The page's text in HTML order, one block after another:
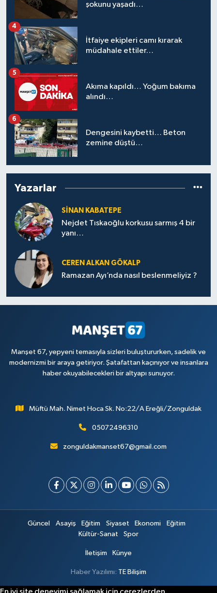
şokunu yaşadı…
İtfaiye ekipleri camı kırarak
müdahale ettiler…
4
Akıma kapıldı… Yoğum bakıma
alındı…
5
Dengesini kaybetti… Beton
zemine düştü…
6
Yazarlar
SINAN KABATEPE
Nejdet Tıskaoğlu korkusu sarmış 4 bir
yanı…
CEREN ALKAN GÖKALP
Ramazan Ayı’nda nasıl beslenmeliyiz ?
Manşet 67, yepyeni temasıyla sizleri buluştururken, sadelik ve
modernizmi bir araya getiriyor. Şatafattan kaçınıyor ve insanlara
haber okuyabilecekleri bir altyapı sunuyor.
Müftü Mah. Nimet Hoca Sk. No:22/A Ereğli/Zonguldak
05072496310
zonguldakmanset67@gmail.com
Güncel Asayiş Eğitim Siyaset Ekonomi
Eğitim
Kültür-Sanat
Spor
İletişim Künye
Haber Yazılımı: TE Bilişim